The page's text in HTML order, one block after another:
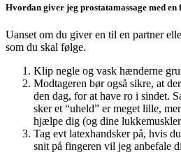
Hvordan giver jeg prostatamassage med en
Uanset om du giver en til en partner
som du skal følge.
Klip negle og vask hænderne
Modtageren bør også sikre, at
den dag, for at have ro i sindet.
sker et “uheld” er meget lille,
hjælpe dig (og dine
Tag evt latexhandsker på, hvis
snit på fingeren vil jeg anbefale